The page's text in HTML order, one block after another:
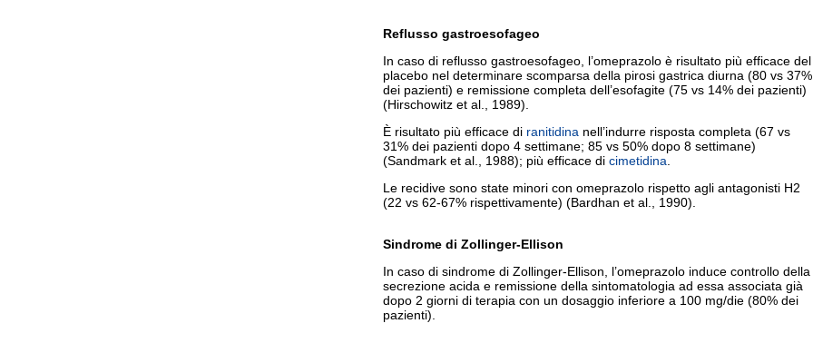
Reflusso gastroesofageo
In caso di reflusso gastroesofageo, l’omeprazolo è risultato più efficace del
placebo nel determinare scomparsa della pirosi gastrica diurna (80 vs 37%
dei pazienti) e remissione completa dell’esofagite (75 vs 14% dei pazienti)
(Hirschowitz et al., 1989).
È risultato più efficace di ranitidina nell’indurre risposta completa (67 vs
31% dei pazienti dopo 4 settimane; 85 vs 50% dopo 8 settimane)
(Sandmark et al., 1988); più efficace di cimetidina
Le recidive sono state minori con omeprazolo rispetto agli antagonisti H2
(22 vs 62-67% rispettivamente) (Bardhan et al., 1990).
Sindrome di Zollinger-Ellison
In caso di sindrome di Zollinger-Ellison, l’omeprazolo induce controllo della
secrezione acida e remissione della sintomatologia ad essa associata già
dopo 2 giorni di terapia con un dosaggio inferiore a 100 mg/die (80% dei
pazienti).